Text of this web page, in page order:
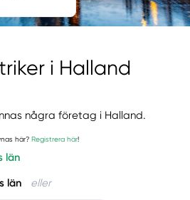
i Halland
några företag i Halland.
här? Registrera här!
län
län eller